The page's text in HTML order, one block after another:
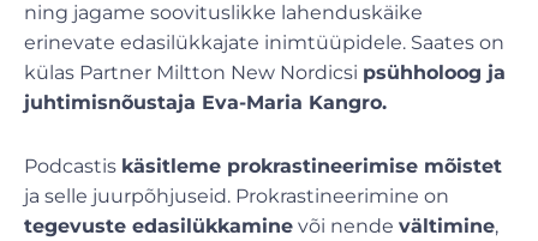
ning jagame soovituslikke lahenduskäike
erinevate edasilükkajate inimtüüpidele. Saates on
külas Partner Miltton New Nordicsi psühholoog ja
juhtimisnõustaja Eva-Maria Kangro.
Podcastis käsitleme prokrastineerimise mõistet
ja selle juurpõhjuseid. Prokrastineerimine on
tegevuste edasilükkamine või nende vältimine,